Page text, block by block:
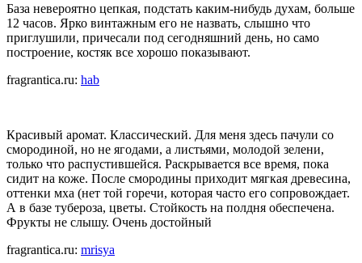
База невероятно цепкая, подстать каким-нибудь духам, больше
12 часов. Ярко винтажным его не назвать, слышно что
приглушили, причесали под сегодняшний день, но само
построение, костяк все хорошо показывают.
fragrantica.ru: hab
Красивый аромат. Классический. Для меня здесь пачули со
смородиной, но не ягодами, а листьями, молодой зелени,
только что распустившейся. Раскрывается все время, пока
сидит на коже. После смородины приходит мягкая древесина,
оттенки мха (нет той горечи, которая часто его сопровождает.
А в базе тубероза, цветы. Стойкость на полдня обеспечена.
Фрукты не слышу. Очень достойный
fragrantica.ru: mrisya